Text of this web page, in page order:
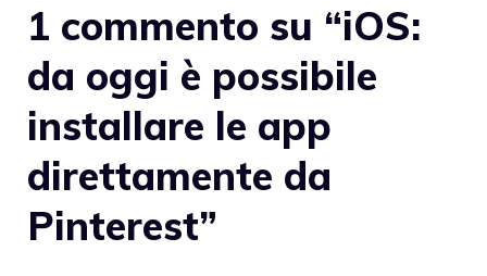
1 commento su “iOS:
da oggi è possibile
installare le app
direttamente da
Pinterest”